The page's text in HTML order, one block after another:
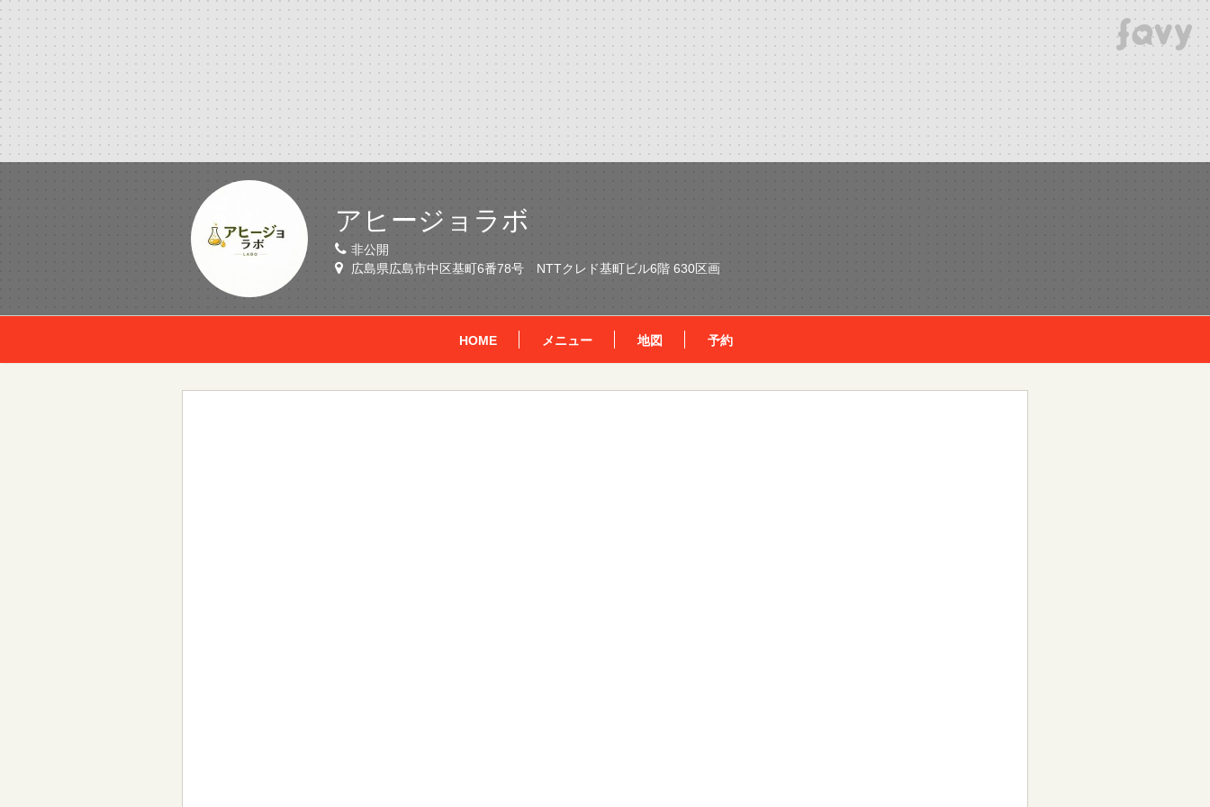
アヒージョラボ
非公開
広島県広島市中区基町6番78号 NTTクレド基町ビル6階 630区画
HOME メニュー 地図 予約